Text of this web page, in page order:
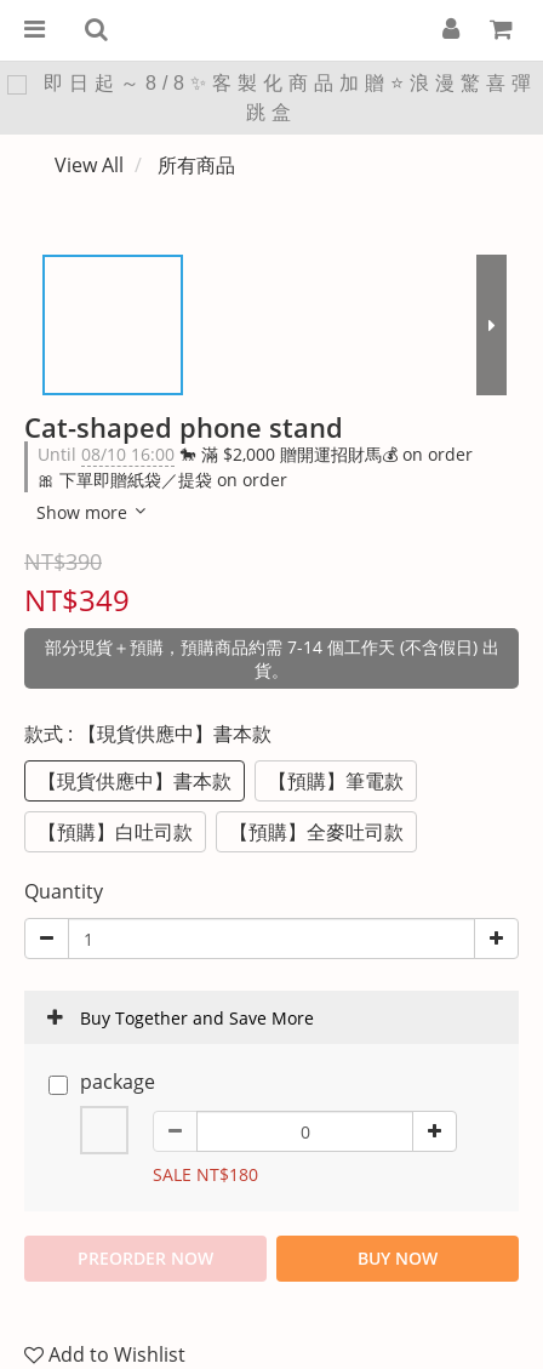
即日起～8/8✨客製化商品加贈⭐浪漫驚喜彈
跳盒
View All 所有商品
Cat-shaped phone stand
Until 08/10 16:00 🐎 滿 $2,000 贈開運招財馬💰 on order
🎀 下單即贈紙袋／提袋 on order
Show more
NT$390
NT$349
部分現貨＋預購，預購商品約需 7-14 個工作天 (不含假日) 出
貨。
款式 : 【現貨供應中】書本款
【現貨供應中】書本款
【預購】筆電款
【預購】白吐司款
【預購】全麥吐司款
Quantity
Buy Together and Save More
package
SALE NT$180
PREORDER NOW BUY NOW
Add to Wishlist